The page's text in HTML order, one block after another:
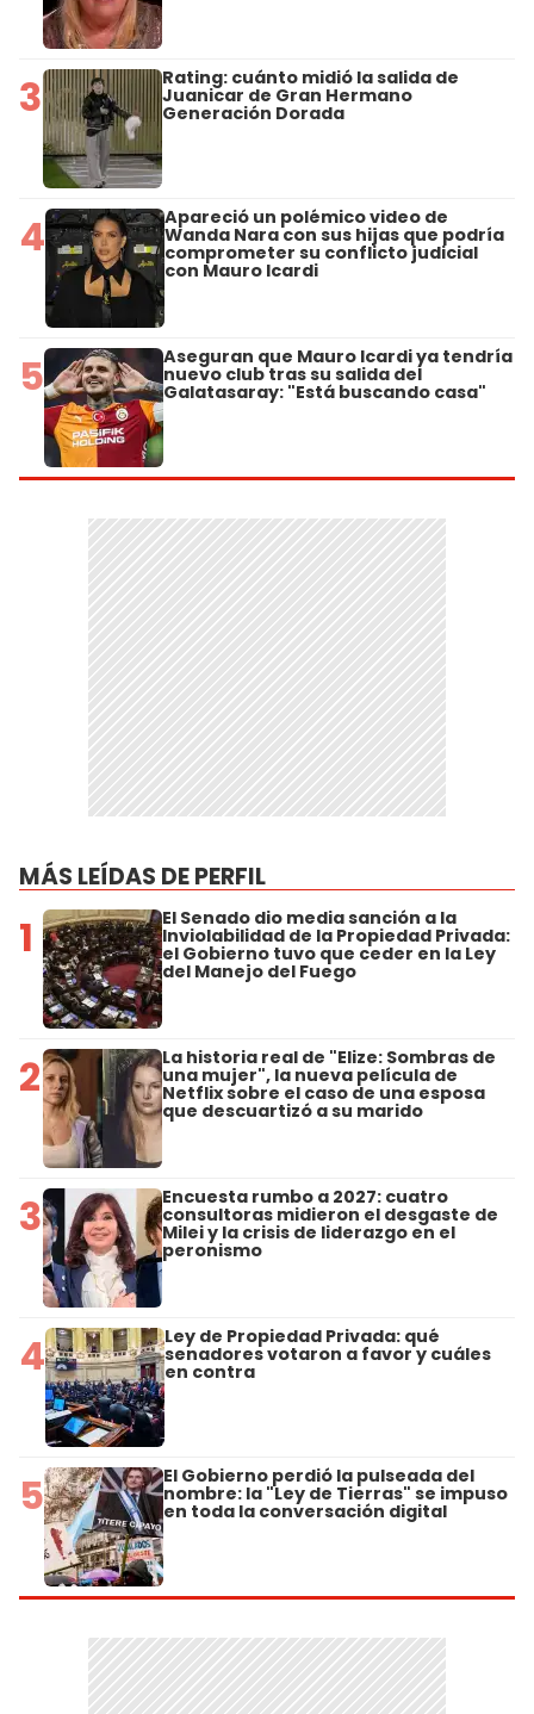
3 Rating: cuánto midió la salida de
Juanicar de Gran Hermano
Generación Dorada
4 Apareció un polémico video de
Wanda Nara con sus hijas que podría
comprometer su conflicto judicial
con Mauro Icardi
5 Aseguran que Mauro Icardi ya tendría
nuevo club tras su salida del
Galatasaray: "Está buscando casa"
MÁS LEÍDAS DE PERFIL
1 El Senado dio media sanción a la
Inviolabilidad de la Propiedad Privada:
el Gobierno tuvo que ceder en la Ley
del Manejo del Fuego
2 La historia real de "Elize: Sombras de
una mujer", la nueva película de
Netflix sobre el caso de una esposa
que descuartizó a su marido
3 Encuesta rumbo a 2027: cuatro
consultoras midieron el desgaste de
Milei y la crisis de liderazgo en el
peronismo
4 Ley de Propiedad Privada: qué
senadores votaron a favor y cuáles
en contra
5 El Gobierno perdió la pulseada del
nombre: la "Ley de Tierras" se impuso
en toda la conversación digital